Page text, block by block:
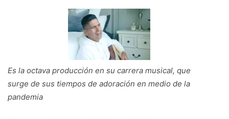
Es la octava producción en su carrera musical, que
surge de sus tiempos de adoración en medio de la
pandemia